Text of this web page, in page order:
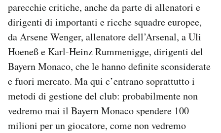
Hai bisogno di aiuto?
Esci
parecchie critiche, anche da parte di allenatori e
dirigenti di importanti e ricche squadre europee,
da Arsene Wenger, allenatore dell’Arsenal, a Uli
Hoeneß e Karl-Heinz Rummenigge, dirigenti del
Bayern Monaco, che le hanno definite sconsiderate
e fuori mercato. Ma qui c’entrano soprattutto i
metodi di gestione del club: probabilmente non
vedremo mai il Bayern Monaco spendere 100
milioni per un giocatore, come non vedremo